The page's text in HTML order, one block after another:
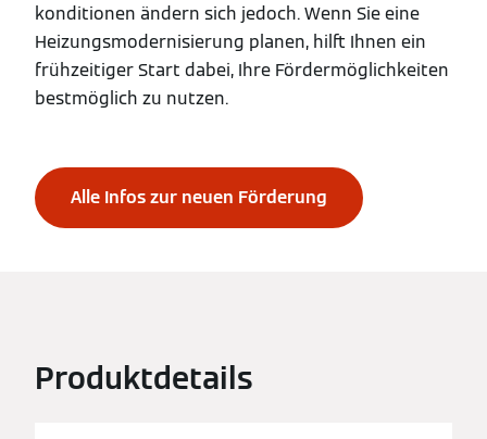
konditionen ändern sich jedoch. Wenn Sie eine
Heizungsmodernisierung planen, hilft Ihnen ein
frühzeitiger Start dabei, Ihre Fördermöglichkeiten
bestmöglich zu nutzen.
Alle Infos zur neuen Förderung
Produktdetails